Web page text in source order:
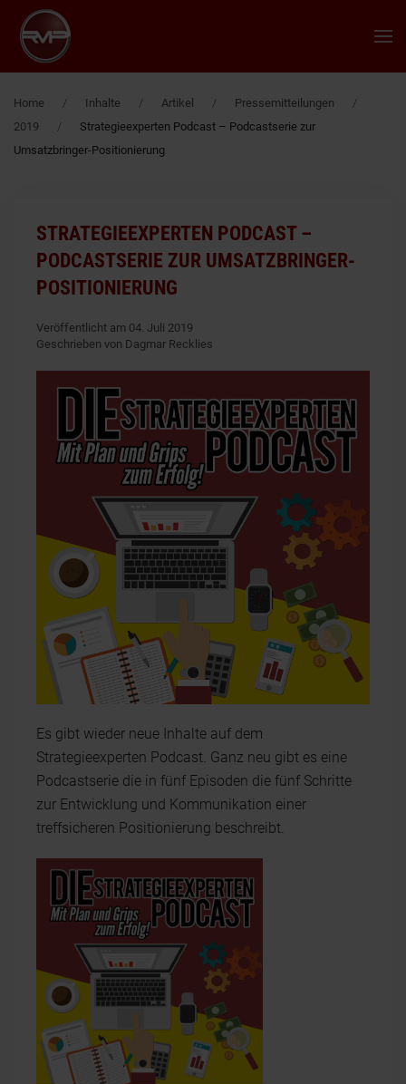
Zum Hauptinhalt springen
Home Inhalte Artikel
Pressemitteilungen
2019
Strategieexperten Podcast – Podcastserie zur
Umsatzbringer-Positionierung
STRATEGIEEXPERTEN PODCAST –
PODCASTSERIE ZUR UMSATZBRINGER-
POSITIONIERUNG
Veröffentlicht am 04. Juli 2019
Geschrieben von Dagmar Recklies
Es gibt wieder neue Inhalte auf dem
Strategieexperten Podcast. Ganz neu gibt es eine
Podcastserie die in fünf Episoden die fünf Schritte
zur Entwicklung und Kommunikation einer
treffsicheren Positionierung beschreibt.